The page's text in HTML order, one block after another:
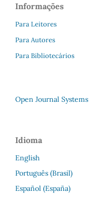
Informações
Para Leitores
Para Autores
Para Bibliotecários
Open Journal Systems
Idioma
English
Português (Brasil)
Español (España)